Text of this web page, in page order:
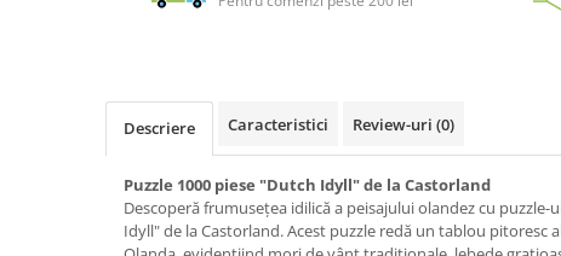
Alte produse Hobby
Descriere Caracteristici Review-uri (0)
Puzzle 1000 piese "Dutch Idyll" de la Castorland
Descoperă frumusețea idilică a peisajului olandez cu puzzle-
Idyll" de la Castorland. Acest puzzle redă un tablou pitoresc